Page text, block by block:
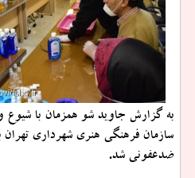
به گزارش جاوید شو همزمان با
سازمان فرهنگی هنری شهرداری تهران
ضدعفونی شد.